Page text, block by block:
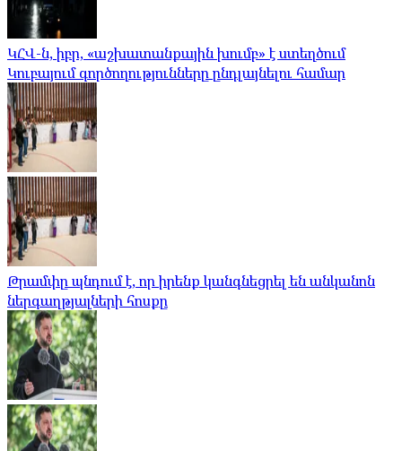
ԿՀՎ-ն, իբր, «աշխատանքային խումբ» է ստեղծում
Կուբայում գործողությունները ընդլայնելու համար
Թրամփը պնդում է, որ իրենք կանգնեցրել են անկանոն
ներգաղթյալների հոսքը